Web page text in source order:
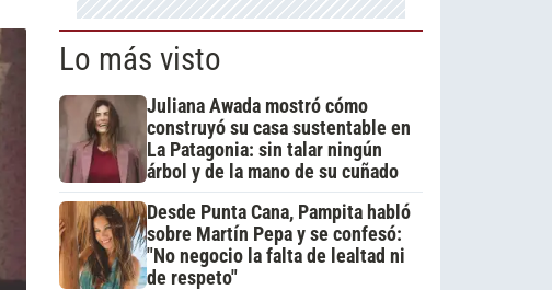
Lo más visto
Juliana Awada mostró cómo
construyó su casa sustentable en
La Patagonia: sin talar ningún
árbol y de la mano de su cuñado
Desde Punta Cana, Pampita habló
sobre Martín Pepa y se confesó:
"No negocio la falta de lealtad ni
de respeto"